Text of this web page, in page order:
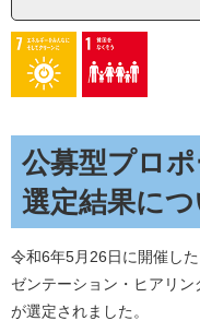
公募型プロ
選定結果に
令和6年5月26日に開催し
ゼンテーション・ヒアリ
が選定されました。